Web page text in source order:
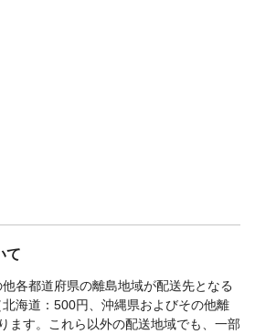
て
各都道府県の離島地域が配送先となる
海道：500円、沖縄県およびその他離
ます。これら以外の配送地域でも、一部